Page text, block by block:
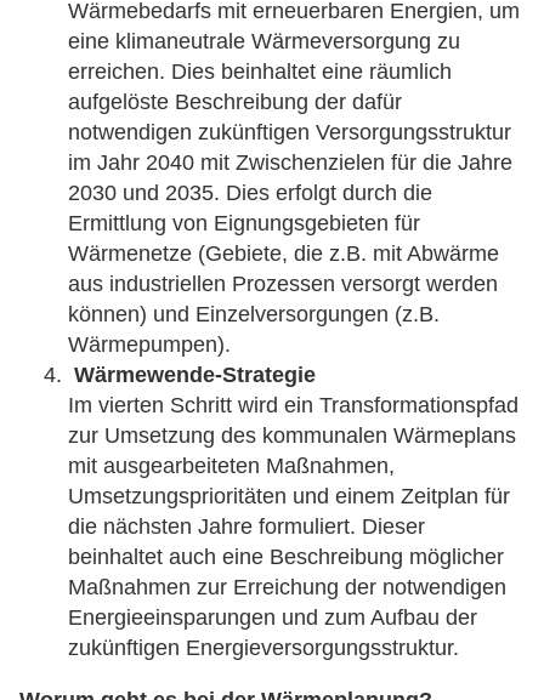
Wärmebedarfs mit erneuerbaren Energien, um
eine klimaneutrale Wärmeversorgung zu
erreichen. Dies beinhaltet eine räumlich
aufgelöste Beschreibung der dafür
notwendigen zukünftigen Versorgungsstruktur
im Jahr 2040 mit Zwischenzielen für die Jahre
2030 und 2035. Dies erfolgt durch die
Ermittlung von Eignungsgebieten für
Wärmenetze (Gebiete, die z.B. mit Abwärme
aus industriellen Prozessen versorgt werden
können) und Einzelversorgungen (z.B.
Wärmepumpen).
Wärmewende-Strategie
Im vierten Schritt wird ein Transformationspfad
zur Umsetzung des kommunalen Wärmeplans
mit ausgearbeiteten Maßnahmen,
Umsetzungsprioritäten und einem Zeitplan für
die nächsten Jahre formuliert. Dieser
beinhaltet auch eine Beschreibung möglicher
Maßnahmen zur Erreichung der notwendigen
Energieeinsparungen und zum Aufbau der
zukünftigen Energieversorgungsstruktur.